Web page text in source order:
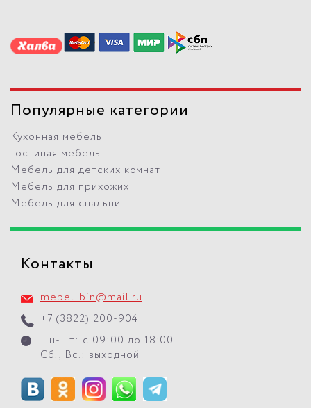
Популярные категории
Кухонная мебель
Гостиная мебель
Мебель для детских комнат
Мебель для прихожих
Мебель для спальни
Контакты
mebel-bin@mail.ru
+7 (3822) 200-904
Пн-Пт: с 09:00 до 18:00
Сб., Вс.: выходной